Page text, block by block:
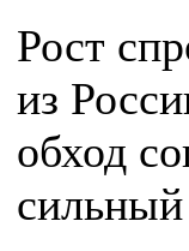
Рост
из
обход
сильный